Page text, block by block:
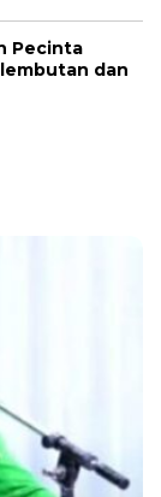
Pecinta
dan